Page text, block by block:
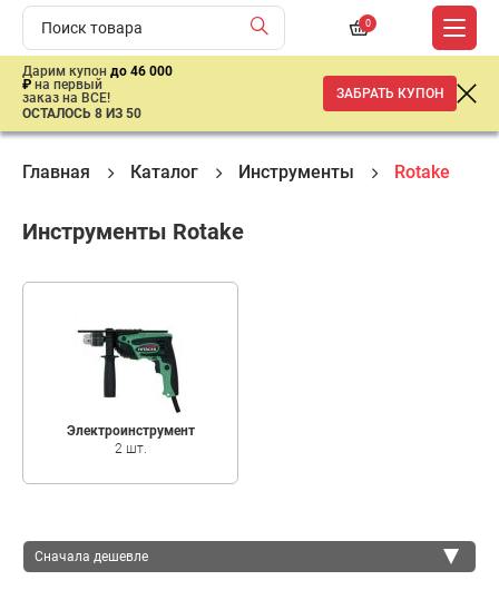
0
Дарим купон до 46 000
₽ на первый
заказ на ВСЕ!
ОСТАЛОСЬ 8 ИЗ 50
ЗАБРАТЬ КУПОН
Главная Каталог Инструменты Rotake
Инструменты Rotake
Электроинструмент
2 шт.
Сначала дешевле